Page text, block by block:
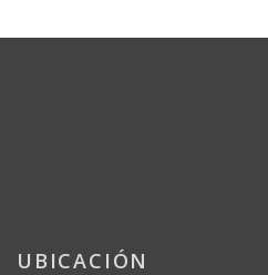
UBICACIÓN